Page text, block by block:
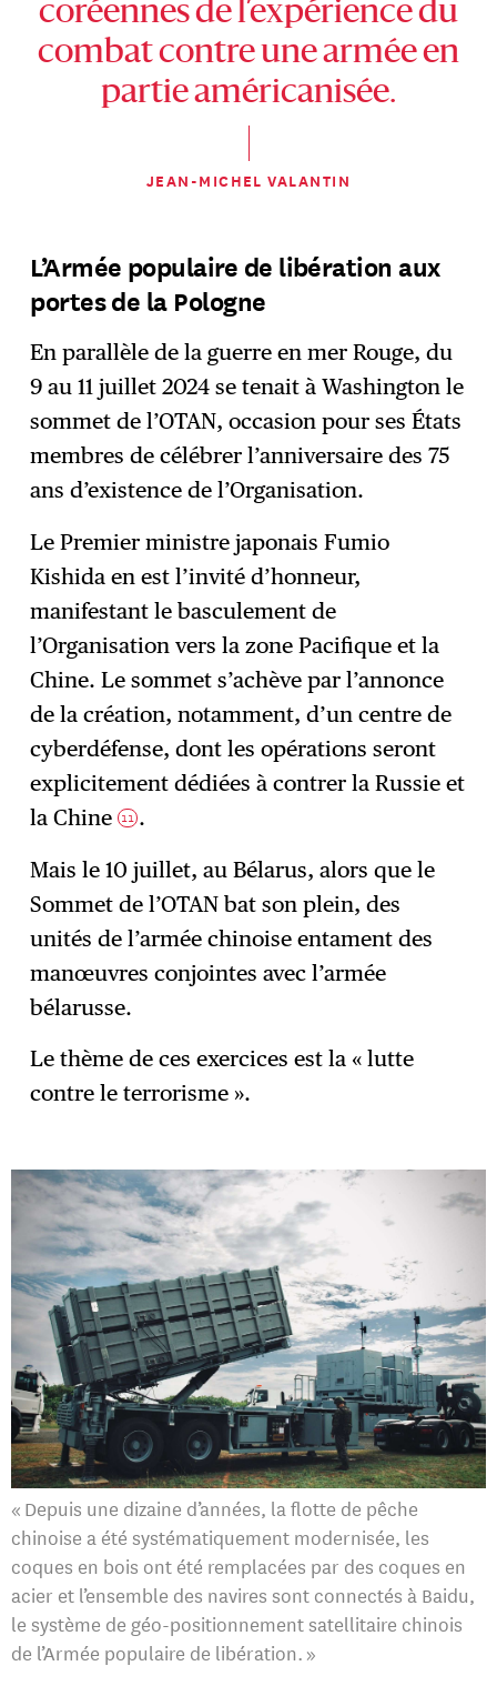
coréennes de l’expérience du
combat contre une armée en
partie américanisée.
JEAN-MICHEL VALANTIN
L’Armée populaire de libération aux
portes de la Pologne
En parallèle de la guerre en mer Rouge, du
9 au 11 juillet 2024 se tenait à Washington le
sommet de l’OTAN, occasion pour ses États
membres de célébrer l’anniversaire des 75
ans d’existence de l’Organisation.
Le Premier ministre japonais Fumio
Kishida en est l’invité d’honneur,
manifestant le basculement de
l’Organisation vers la zone Pacifique et la
Chine. Le sommet s’achève par l’annonce
de la création, notamment, d’un centre de
cyberdéfense, dont les opérations seront
explicitement dédiées à contrer la Russie et
la Chine11 .
Mais le 10 juillet, au Bélarus, alors que le
Sommet de l’OTAN bat son plein, des
unités de l’armée chinoise entament des
manœuvres conjointes avec l’armée
bélarusse.
Le thème de ces exercices est la « lutte
contre le terrorisme ».
« Depuis une dizaine d’années, la flotte de pêche
chinoise a été systématiquement modernisée, les
coques en bois ont été remplacées par des coques en
acier et l’ensemble des navires sont connectés à Baidu,
le système de géo-positionnement satellitaire chinois
de l’Armée populaire de libération. »